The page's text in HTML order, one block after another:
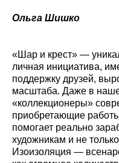
Ольга Шишко
«Шар и крест» —
личная инициатива,
поддержку друзей,
масштаба. Даже в
«коллекционеры»
приобретающие
помогает реально
художникам и не
Изоизоляция —